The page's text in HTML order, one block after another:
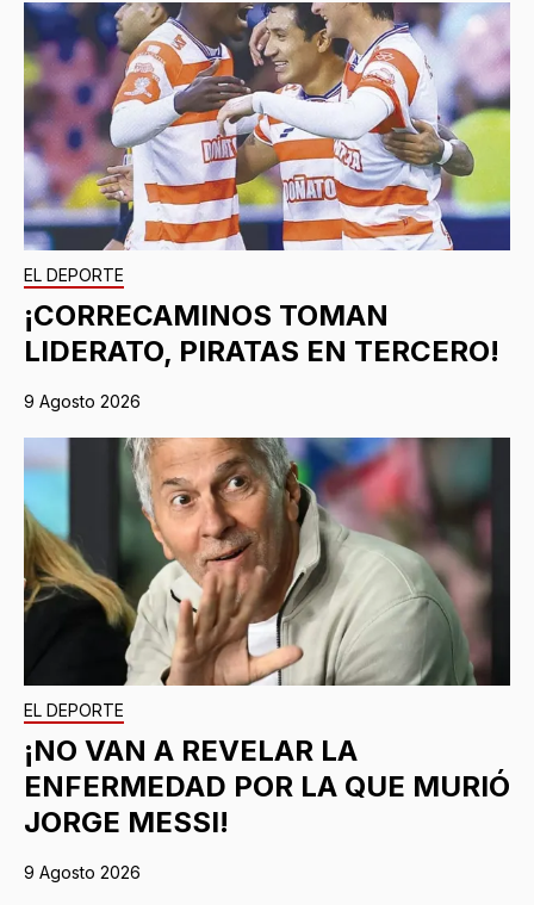
EL DEPORTE
¡CORRECAMINOS TOMAN
LIDERATO, PIRATAS EN TERCERO!
9 Agosto 2026
EL DEPORTE
¡NO VAN A REVELAR LA
ENFERMEDAD POR LA QUE MURIÓ
JORGE MESSI!
9 Agosto 2026